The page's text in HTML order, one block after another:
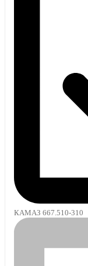
КАМАЗ 667.510-310